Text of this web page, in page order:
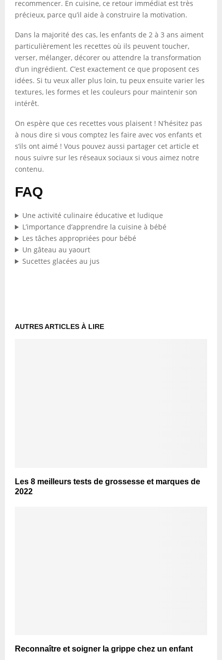
recommencer. En cuisine, ce retour immédiat est très
précieux, parce qu’il aide à construire la motivation.
Dans la majorité des cas, les enfants de 2 à 3 ans aiment
particulièrement les recettes où ils peuvent toucher,
verser, mélanger, décorer ou attendre la transformation
d’un ingrédient. C’est exactement ce que proposent ces
idées. Si tu veux aller plus loin, tu peux ensuite varier les
textures, les formes et les couleurs pour maintenir son
intérêt.
On espère que ces recettes vous plaisent ! N’hésitez pas
à nous dire si vous comptez les faire avec vos enfants et
s’ils ont aimé ! Vous pouvez aussi partager cet article et
nous suivre sur les réseaux sociaux si vous aimez notre
contenu.
FAQ
Une activité culinaire éducative et ludique
L’importance d’apprendre la cuisine à bébé
Les tâches appropriées pour bébé
Un gâteau au yaourt
Sucettes glacées au jus
AUTRES ARTICLES À LIRE
Les 8 meilleurs tests de grossesse et marques de
2022
Reconnaître et soigner la grippe chez un enfant